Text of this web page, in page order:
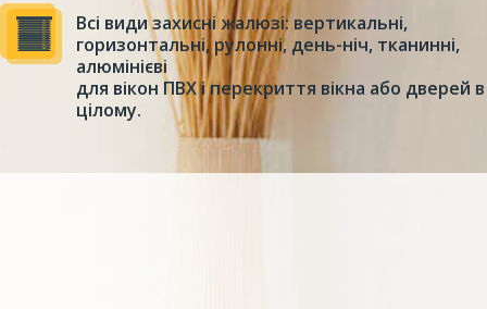
Всі види захисні жалюзі: вертикальні,
горизонтальні, рулонні, день-ніч, тканинні,
алюмінієві
для вікон ПВХ і перекриття вікна або дверей в
цілому.